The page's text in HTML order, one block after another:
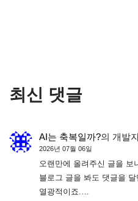
최신 댓글
AI는 축복일까?의 개발
2026년 07월 06일
오랜만에 올려주신 글을 보
블로그 글을 봐도 댓글을
열광적이죠.…